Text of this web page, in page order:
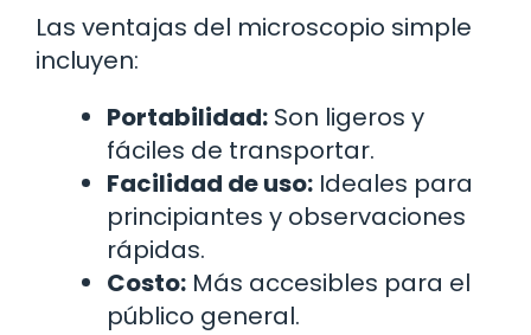
Las ventajas del microscopio simple
incluyen:
Portabilidad: Son ligeros y
fáciles de transportar.
Facilidad de uso: Ideales para
principiantes y observaciones
rápidas.
Costo: Más accesibles para el
público general.